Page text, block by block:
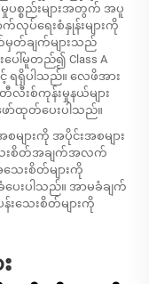
ပစ္စည်းများအတွက် အပူ
ပ်ရေးစံနှုန်းများကို
တ်ချက်များသည်
ေါ်မူတည်၍ Class A
ရရှိပါသည်။ လေဖိအား
လီးစ်ကုန်းမှုနယ်များ
ော်ထုတ်ပေးပါသည်။
များကို အပိုင်းအစများ
ေးစိတ်အချက်အလက်
သေးစိတ်များကို
ေးပါသည်။ အာမခံချက်
းသေးစိတ်များကို